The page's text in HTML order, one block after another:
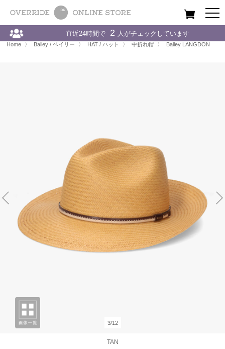
All Women Men
Home Bailey / ベイリー 〉 HAT / ハット 〉 Bailey LANGDON
Home
〉 Bailey / ベイリー 〉 HAT / ハット 〉 中折れ帽 〉 Bailey LANGDON
3/12
TAN
直近24時間で 2 人がチェックしています